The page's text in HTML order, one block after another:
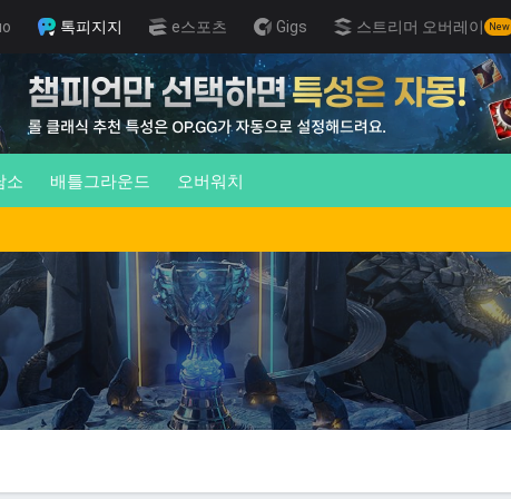
톡피지지 e스포츠 Gigs 스트리머 오버레이 New
소 배틀그라운드 오버워치